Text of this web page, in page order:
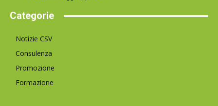
Categorie
Notizie CSV
Consulenza
Promozione
Formazione